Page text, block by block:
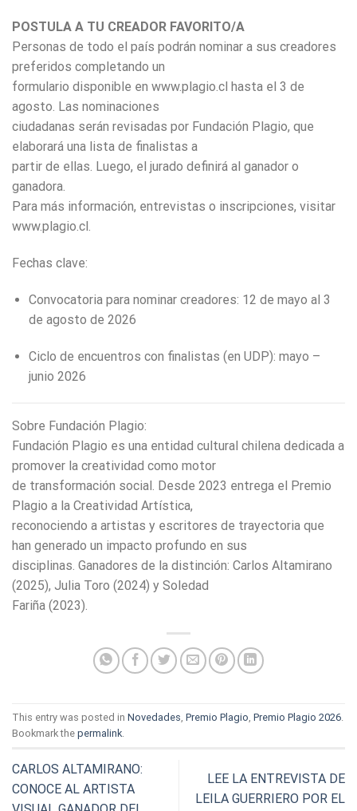
POSTULA A TU CREADOR FAVORITO/A
Personas de todo el país podrán nominar a sus creadores
preferidos completando un
formulario disponible en www.plagio.cl hasta el 3 de
agosto. Las nominaciones
ciudadanas serán revisadas por Fundación Plagio, que
elaborará una lista de finalistas a
partir de ellas. Luego, el jurado definirá al ganador o
ganadora.
Para más información, entrevistas o inscripciones, visitar
www.plagio.cl.
Fechas clave:
Convocatoria para nominar creadores: 12 de mayo al 3
de agosto de 2026
Ciclo de encuentros con finalistas (en UDP): mayo –
junio 2026
Sobre Fundación Plagio:
Fundación Plagio es una entidad cultural chilena dedicada a
promover la creatividad como motor
de transformación social. Desde 2023 entrega el Premio
Plagio a la Creatividad Artística,
reconociendo a artistas y escritores de trayectoria que
han generado un impacto profundo en sus
disciplinas. Ganadores de la distinción: Carlos Altamirano
(2025), Julia Toro (2024) y Soledad
Fariña (2023).
This entry was posted in Novedades Premio Plagio Premio Plagio 2026
Bookmark the permalink
CARLOS ALTAMIRANO:
CONOCE AL ARTISTA
LEE LA ENTREVISTA DE
LEILA GUERRIERO POR EL